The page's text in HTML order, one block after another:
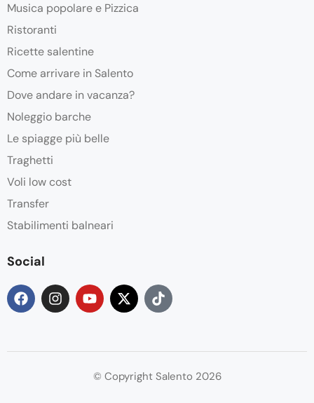
Musica popolare e Pizzica
Ristoranti
Ricette salentine
Come arrivare in Salento
Dove andare in vacanza?
Noleggio barche
Le spiagge più belle
Traghetti
Voli low cost
Transfer
Stabilimenti balneari
Social
© Copyright Salento 2026